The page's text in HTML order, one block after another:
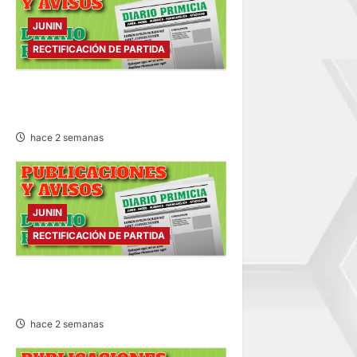
JUNIN
RECTIFICACIÓN DE PARTIDA
hace 2 semanas
JUNIN
RECTIFICACIÓN DE PARTIDA
hace 2 semanas